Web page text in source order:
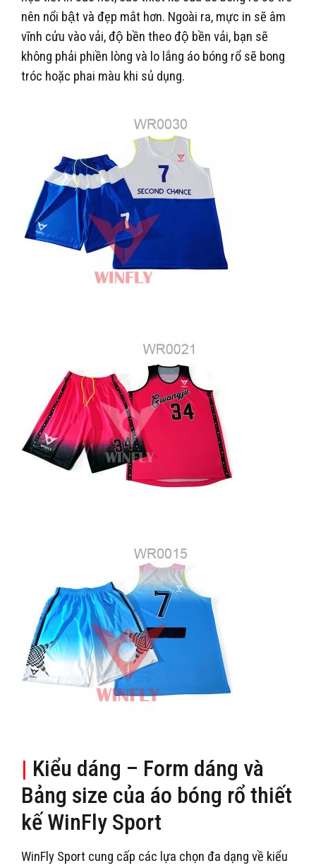
nên nổi bật và đẹp mắt hơn. Ngoài ra, mực in sẽ âm
vĩnh cửu vào vải, độ bền theo độ bền vải, bạn sẽ
không phải phiền lòng và lo lắng áo bóng rổ sẽ bong
tróc hoặc phai màu khi sủ dụng.
| Kiểu dáng – Form dáng và
Bảng size của áo bóng rổ thiết
kế WinFly Sport
WinFly Sport cung cấp các lựa chọn đa dạng về kiểu